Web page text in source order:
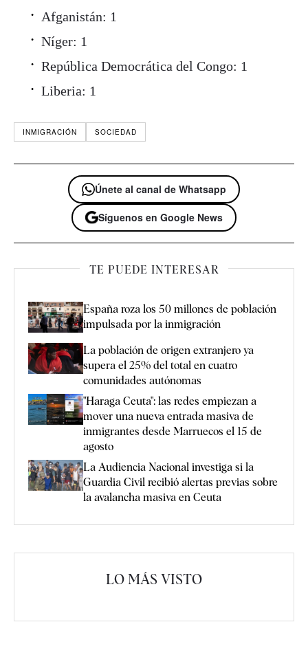
Afganistán: 1
Níger: 1
República Democrática del Congo: 1
Liberia: 1
INMIGRACIÓN SOCIEDAD
Únete al canal de Whatsapp
Síguenos en Google News
TE PUEDE INTERESAR
España roza los 50 millones de población
impulsada por la inmigración
La población de origen extranjero ya
supera el 25% del total en cuatro
comunidades autónomas
"Haraga Ceuta": las redes empiezan a
mover una nueva entrada masiva de
inmigrantes desde Marruecos el 15 de
agosto
La Audiencia Nacional investiga si la
Guardia Civil recibió alertas previas sobre
la avalancha masiva en Ceuta
LO MÁS VISTO